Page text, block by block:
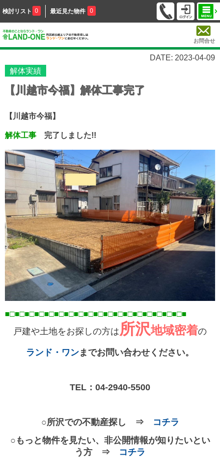
検討リスト 0 最近見た物件 0
お問合せ
DATE: 2023-04-09
解体実績
【川越市今福】解体工事完了
【川越市今福】
解体工事 完了しました!!
■□■□■□■□■□■□■□■□■□■□■□■□■□■□■□■□■□■□■
戸建や土地をお探しの方は 所沢地域密着の
ランド・ワンまでお問い合わせください。
TEL： 04-2940-5500
○所沢での不動産探し ⇒
コチラ
○もっと物件を見たい、非公開情報が知りたいとい
う方 ⇒
コチラ